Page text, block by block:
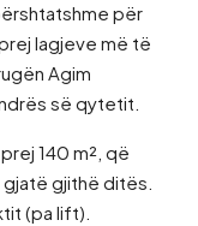
për
lagjeve më të
Agim
së qytetit.
140 m², që
gjithë ditës.
(pa lift).